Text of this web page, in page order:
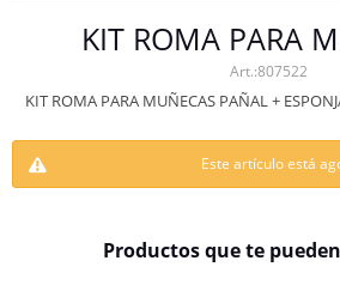
KIT ROMA PARA
807522
KIT ROMA PARA MUÑECAS PAÑAL +
Este artículo está
Productos que te